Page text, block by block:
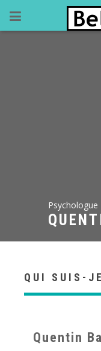
Psychologue
QUI SUIS-
Quentin